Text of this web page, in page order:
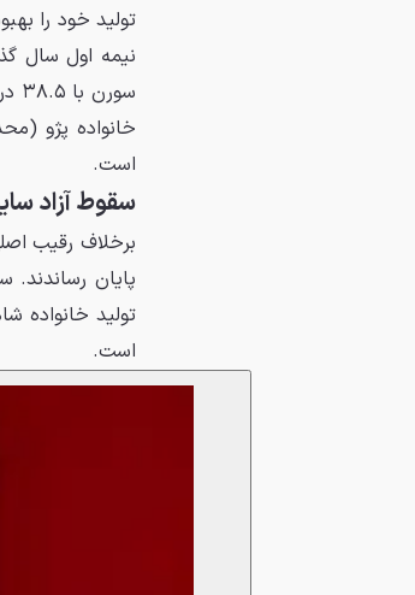
تولید خود را بهبود
است.
سقوط آزاد
برخلاف رقیب
پایان رساندند. سایپا با
است.